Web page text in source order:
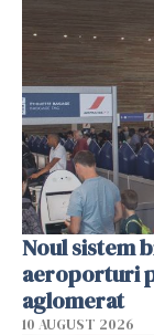
Noul sistem
aeroporturi
aglomerat
10 AUGUST 2026